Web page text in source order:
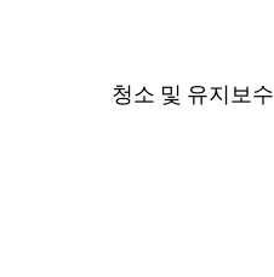
청소 및 유지보수